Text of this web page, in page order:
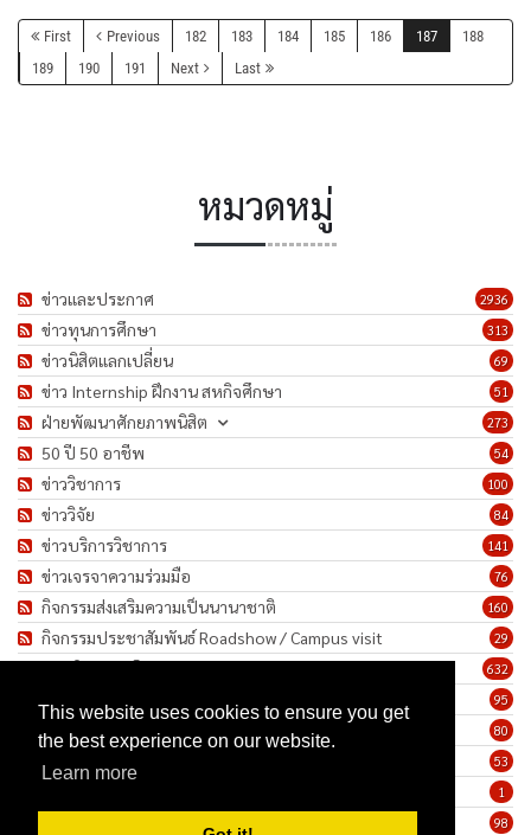
This website uses cookies to ensure you get
the best experience on our website.
Learn more
First Previous 182 183 184 185 186 187
188
189
190 191 Next Last
หมวดหมู่
2936
ข่าวและประกาศ
313
ข่าวทุนการศึกษา
69
ข่าวนิสิตแลกเปลี่ยน
51
ข่าว Internship ฝึกงาน สหกิจศึกษา
273
ฝ่ายพัฒนาศักยภาพนิสิต
54
50 ปี 50 อาชีพ
100
ข่าววิชาการ
84
ข่าววิจัย
141
ข่าวบริการวิชาการ
76
ข่าวเจรจาความร่วมมือ
160
กิจกรรมส่งเสริมความเป็นนานาชาติ
29
กิจกรรมประชาสัมพันธ์ Roadshow / Campus visit
632
ภาพกิจกรรม/โครงการ
95
80
ทำนุบำรุงศิลปวัฒนธรรม
53
ข่าวประกาศรับสมัครงาน
1
98